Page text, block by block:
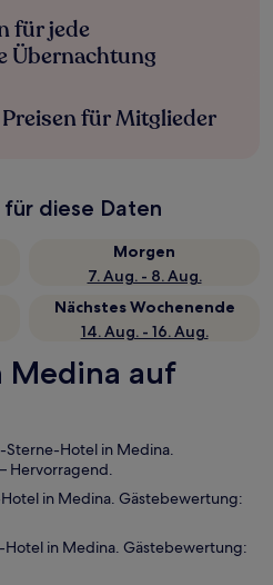
für jede
Übernachtung
für Mitglieder
diese Daten
Morgen
7. Aug. - 8. Aug.
Nächstes Wochenende
14. Aug. - 16. Aug.
Medina auf
Hotel in Medina.
Hervorragend.
in Medina. Gästebewertung:
in Medina. Gästebewertung: